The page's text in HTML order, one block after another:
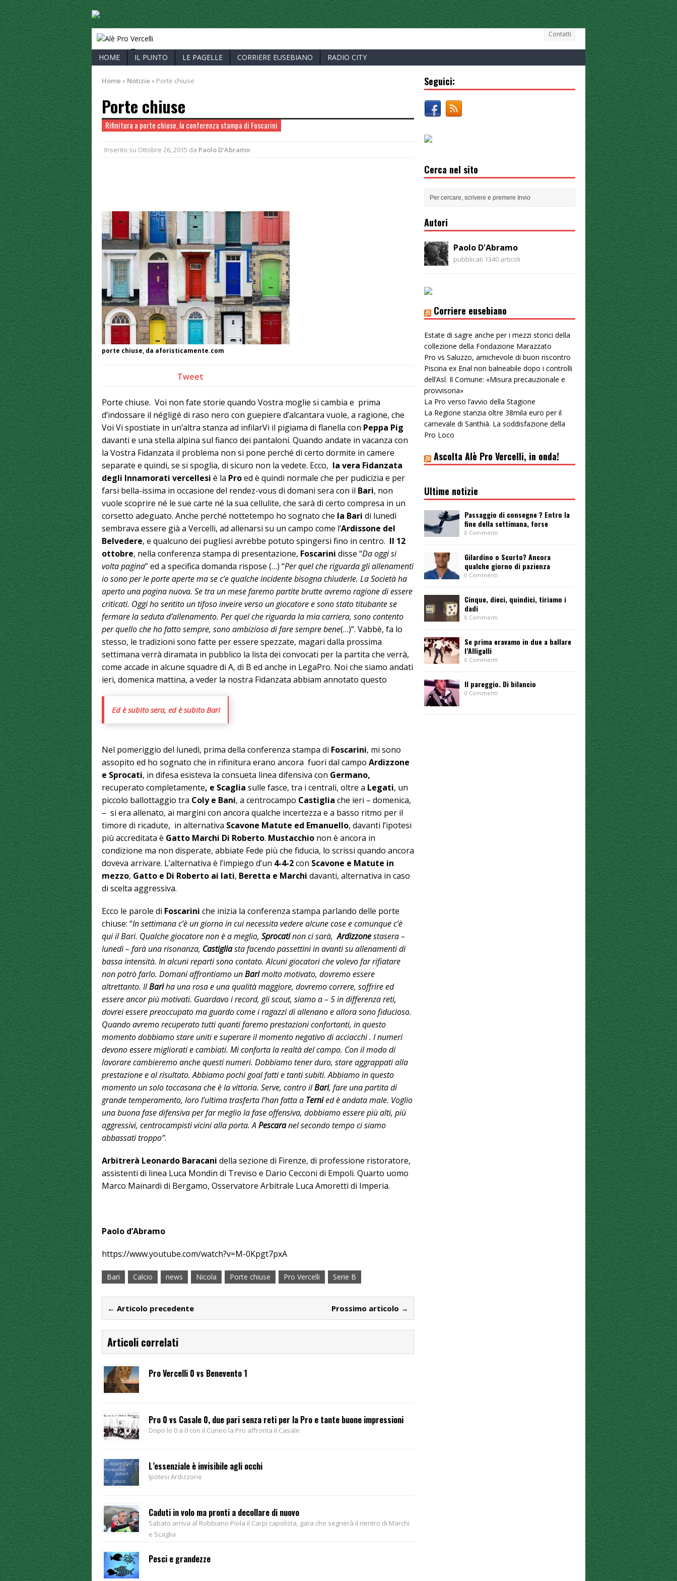
Contatti
ALÈ PRO VERCELLI
HOME IL PUNTO LE PAGELLE CORRIERE EUSEBIANO RADIO CITY
Home » Notizie » Porte chiuse
Porte chiuse
Rifinitura a porte chiuse, la conferenza stampa di Foscarini
Inserito su Ottobre 26, 2015 da Paolo D'Abramo
porte chiuse, da aforisticamente.com
Tweet
Porte chiuse. Voi non fate storie quando Vostra moglie si cambia e prima
d’indossare il négligé di raso nero con guepiere d’alcantara vuole, a ragione, che
Voi Vi spostiate in un’altra stanza ad infilarVi il pigiama di flanella con Peppa Pig
davanti e una stella alpina sul fianco dei pantaloni. Quando andate in vacanza con
la Vostra Fidanzata il problema non si pone perché di certo dormite in camere
separate e quindi, se si spoglia, di sicuro non la vedete. Ecco, la vera Fidanzata
degli Innamorati vercellesi è la Proed è quindi normale che per pudicizia e per
farsi bella-issima in occasione del rendez-vous di domani sera con il Bari, non
vuole scoprire né le sue carte né la sua cellulite, che sarà di certo compresa in un
corsetto adeguato. Anche perché nottetempo ho sognato che la Bari di lunedì
sembrava essere già a Vercelli, ad allenarsi su un campo come l’Ardissone del
Belvedere, e qualcuno dei pugliesi avrebbe potuto spingersi fino in centro. Il 12
ottobre, nella conferenza stampa di presentazione, Foscarini disse “Da oggi si
volta pagina” ed a specifica domanda rispose (…) “Per quel che riguarda gli allenamenti
io sono per le porte aperte ma se c’e qualche incidente bisogna chiuderle. La Società ha
aperto una pagina nuova. Se tra un mese faremo partite brutte avremo ragione di essere
criticati. Oggi ho sentito un tifoso inveire verso un giocatore e sono stato titubante se
fermare la seduta d’allenamento. Per quel che riguarda la mia carriera, sono contento
per quello che ho fatto sempre, sono ambizioso di fare sempre bene(…)”. Vabbè, fa lo
stesso, le tradizioni sono fatte per essere spezzate, magari dalla prossima
settimana verrà diramata in pubblico la lista dei convocati per la partita che verrà,
come accade in alcune squadre di A, di B ed anche in LegaPro. Noi che siamo andati
ieri, domenica mattina, a veder la nostra Fidanzata abbiam annotato questo
Ed è subito sera, ed è subito Bari
Nel pomeriggio del lunedì, prima della conferenza stampa di Foscarini, mi sono
assopito ed ho sognato che in rifinitura erano ancora fuori dal campo Ardizzone
e Sprocati, in difesa esisteva la consueta linea difensiva con Germano,
recuperato completamente, e Scaglia sulle fasce, tra i centrali, oltre a Legati, un
piccolo ballottaggio tra Coly e Bani, a centrocampo Castiglia che ieri – domenica,
– si era allenato, ai margini con ancora qualche incertezza e a basso ritmo per il
timore di ricadute, in alternativa Scavone Matute ed Emanuello, davanti l’ipotesi
più accreditata è Gatto Marchi Di Roberto. Mustacchio non è ancora in
condizione ma non disperate, abbiate Fede più che fiducia, lo scrissi quando ancora
doveva arrivare. L’alternativa è l’impiego d’un 4-4-2con Scavone e Matute in
mezzo, Gatto e Di Roberto ai lati, Beretta e Marchi davanti, alternativa in caso
di scelta aggressiva.
Ecco le parole di Foscarini che inizia la conferenza stampa parlando delle porte
chiuse: “In settimana c’è un giorno in cui necessita vedere alcune cose e comunque c’è
qui il Bari. Qualche giocatore non è a meglio, Sprocatinon ci sarà,Ardizzonestasera –
lunedì – farà una risonanza, Castigliasta facendo passettini in avanti su allenamenti di
bassa intensità. In alcuni reparti sono contato. Alcuni giocatori che volevo far rifiatare
non potrò farlo. Domani affrontiamo unBarimolto motivato, dovremo essere
altrettanto. IlBariha una rosa e una qualità maggiore, dovremo correre, soffrire ed
essere ancor più motivati. Guardavo i record, gli scout, siamo a – 5 in differenza reti,
dovrei essere preoccupato ma guardo come i ragazzi di allenano e allora sono fiducioso.
Quando avremo recuperato tutti quanti faremo prestazioni confortanti, in questo
momento dobbiamo stare uniti e superare il momento negativo di acciacchi . I numeri
devono essere migliorati e cambiati. Mi conforta la realtà del campo. Con il modo di
lavorare cambieremo anche questi numeri. Dobbiamo tener duro, stare aggrappati alla
prestazione e al risultato. Abbiamo pochi goal fatti e tanti subiti. Abbiamo in questo
momento un solo toccasana che è la vittoria. Serve, contro ilBari, fare una partita di
grande temperamento, loro l’ultima trasferta l’han fatta a Ternied è andata male. Voglio
una buona fase difensiva per far meglio la fase offensiva, dobbiamo essere più alti, più
aggressivi, centrocampisti vicini alla porta. APescaranel secondo tempo ci siamo
abbassati troppo”.
Arbitrerà Leonardo Baracani della sezione di Firenze, di professione ristoratore,
assistenti di linea Luca Mondin di Treviso e Dario Cecconi di Empoli. Quarto uomo
Marco Mainardi di Bergamo, Osservatore Arbitrale Luca Amoretti di Imperia.
Paolo d’Abramo
https://www.youtube.com/watch?v=M-0Kpgt7pxA
Bari Calcio news Nicola Porte chiuse Pro Vercelli Serie B
← Articolo precedente Prossimo articolo →
Articoli correlati
Pro Vercelli 0 vs Benevento 1
Pro 0 vs Casale 0, due pari senza reti per la Pro e tante buone impressioni
Dopo lo 0 a 0 con il Cuneo la Pro affronta il Casale
L’essenziale è invisibile agli occhi
Ipotesi Ardizzone
Caduti in volo ma pronti a decollare di nuovo
Sabato arriva al Robbiano Piola il Carpi capolista, gara che segnerà il rientro di Marchi
e Scaglia
Pesci e grandezze
Seguici:
Cerca nel sito
Autori
Paolo D'Abramo
pubblicati 1340 articoli
Corriere eusebiano
Estate di sagre anche per i mezzi storici della
collezione della Fondazione Marazzato
Pro vs Saluzzo, amichevole di buon riscontro
Piscina ex Enal non balneabile dopo i controlli
dell’Asl. Il Comune: «Misura precauzionale e
provvisoria»
La Pro verso l’avvio della Stagione
La Regione stanzia oltre 38mila euro per il
carnevale di Santhià. La soddisfazione della
Pro Loco
Ascolta Alè Pro Vercelli, in onda!
Ultime notizie
Passaggio di consegne ? Entro la
fine della settimana, forse
0 Commenti
Gilardino o Scurto? Ancora
qualche giorno di pazienza
0 Commenti
Cinque, dieci, quindici, tiriamo i
dadi
0 Commenti
Se prima eravamo in due a ballare
l’Alligalli
0 Commenti
Il pareggio. Di bilancio
0 Commenti